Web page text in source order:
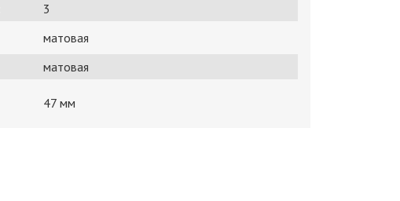
3
матовая
матовая
47 мм